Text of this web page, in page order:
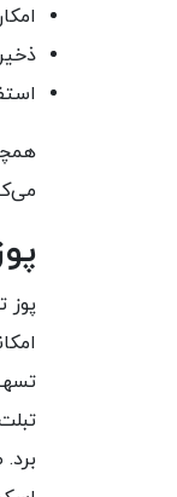
پوز
برد.